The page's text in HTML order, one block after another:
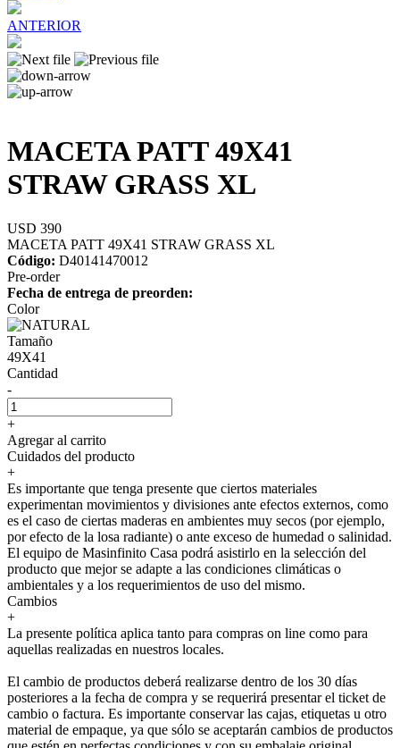
ANTERIOR
MACETA PATT 49X41
STRAW GRASS XL
USD 390
MACETA PATT 49X41 STRAW GRASS XL
Código: D40141470012
Pre-order
Fecha de entrega de preorden:
Color
Tamaño
49X41
Cantidad
-
+
Agregar al carrito
Cuidados del producto
+
Es importante que tenga presente que ciertos materiales
experimentan movimientos y divisiones ante efectos externos, como
es el caso de ciertas maderas en ambientes muy secos (por ejemplo,
por efecto de la losa radiante) o ante exceso de humedad o salinidad.
El equipo de Masinfinito Casa podrá asistirlo en la selección del
producto que mejor se adapte a las condiciones climáticas o
ambientales y a los requerimientos de uso del mismo.
Cambios
+
La presente política aplica tanto para compras on line como para
aquellas realizadas en nuestros locales.
El cambio de productos deberá realizarse dentro de los 30 días
posteriores a la fecha de compra y se requerirá presentar el ticket de
cambio o factura. Es importante conservar las cajas, etiquetas u otro
material de empaque, ya que sólo se aceptarán cambios de productos